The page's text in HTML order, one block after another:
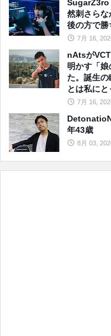
SugarZ3ro
然刺さらな
後の方で勝
7月 16,
nAtsが
明かす「
た。誕生の
とは私にと
7月 16,
年43歳
8月 03,